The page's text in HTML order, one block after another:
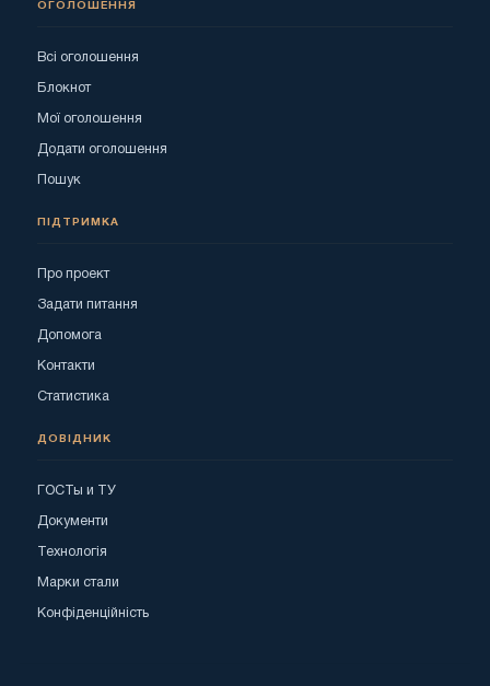
ОГОЛОШЕННЯ
Всі оголошення
Блокнот
Мої оголошення
Додати оголошення
Пошук
ПІДТРИМКА
Про проект
Задати питання
Допомога
Контакти
Статистика
ДОВІДНИК
ГОСТы и ТУ
Документи
Технологія
Марки стали
Конфіденційність